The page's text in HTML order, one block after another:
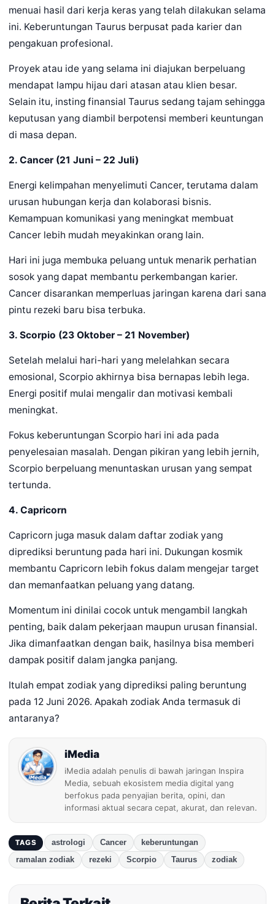
menuai hasil dari kerja keras yang telah dilakukan selama
ini. Keberuntungan Taurus berpusat pada karier dan
pengakuan profesional.
Proyek atau ide yang selama ini diajukan berpeluang
mendapat lampu hijau dari atasan atau klien besar.
Selain itu, insting finansial Taurus sedang tajam sehingga
keputusan yang diambil berpotensi memberi keuntungan
di masa depan.
2. Cancer (21 Juni – 22 Juli)
Energi kelimpahan menyelimuti Cancer, terutama dalam
urusan hubungan kerja dan kolaborasi bisnis.
Kemampuan komunikasi yang meningkat membuat
Cancer lebih mudah meyakinkan orang lain.
Hari ini juga membuka peluang untuk menarik perhatian
sosok yang dapat membantu perkembangan karier.
Cancer disarankan memperluas jaringan karena dari sana
pintu rezeki baru bisa terbuka.
3. Scorpio (23 Oktober – 21 November)
Setelah melalui hari-hari yang melelahkan secara
emosional, Scorpio akhirnya bisa bernapas lebih lega.
Energi positif mulai mengalir dan motivasi kembali
meningkat.
Fokus keberuntungan Scorpio hari ini ada pada
penyelesaian masalah. Dengan pikiran yang lebih jernih,
Scorpio berpeluang menuntaskan urusan yang sempat
tertunda.
4. Capricorn
Capricorn juga masuk dalam daftar zodiak yang
diprediksi beruntung pada hari ini. Dukungan kosmik
membantu Capricorn lebih fokus dalam mengejar target
dan memanfaatkan peluang yang datang.
Momentum ini dinilai cocok untuk mengambil langkah
penting, baik dalam pekerjaan maupun urusan finansial.
Jika dimanfaatkan dengan baik, hasilnya bisa memberi
dampak positif dalam jangka panjang.
Itulah empat zodiak yang diprediksi paling beruntung
pada 12 Juni 2026. Apakah zodiak Anda termasuk di
antaranya?
iMedia
iMedia adalah penulis di bawah jaringan Inspira
Media, sebuah ekosistem media digital yang
berfokus pada penyajian berita, opini, dan
informasi aktual secara cepat, akurat, dan relevan.
TAGS astrologi Cancer
keberuntungan
ramalan zodiak
rezeki Scorpio Taurus zodiak